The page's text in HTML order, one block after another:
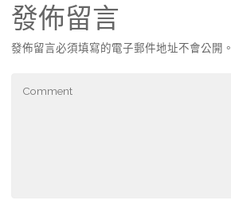
發佈留言
發佈留言必須填寫的電子郵件地址不會公開。